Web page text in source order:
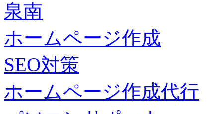
泉南
ホームページ作成
SEO対策
ホームページ作成代行